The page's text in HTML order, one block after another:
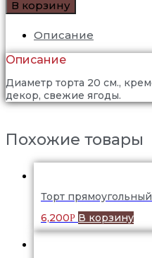
В корзину
Описание
Описание
Диаметр торта 20 см.,
декор, свежие ягоды.
Похожие товары
Торт
6,200Р В корзину